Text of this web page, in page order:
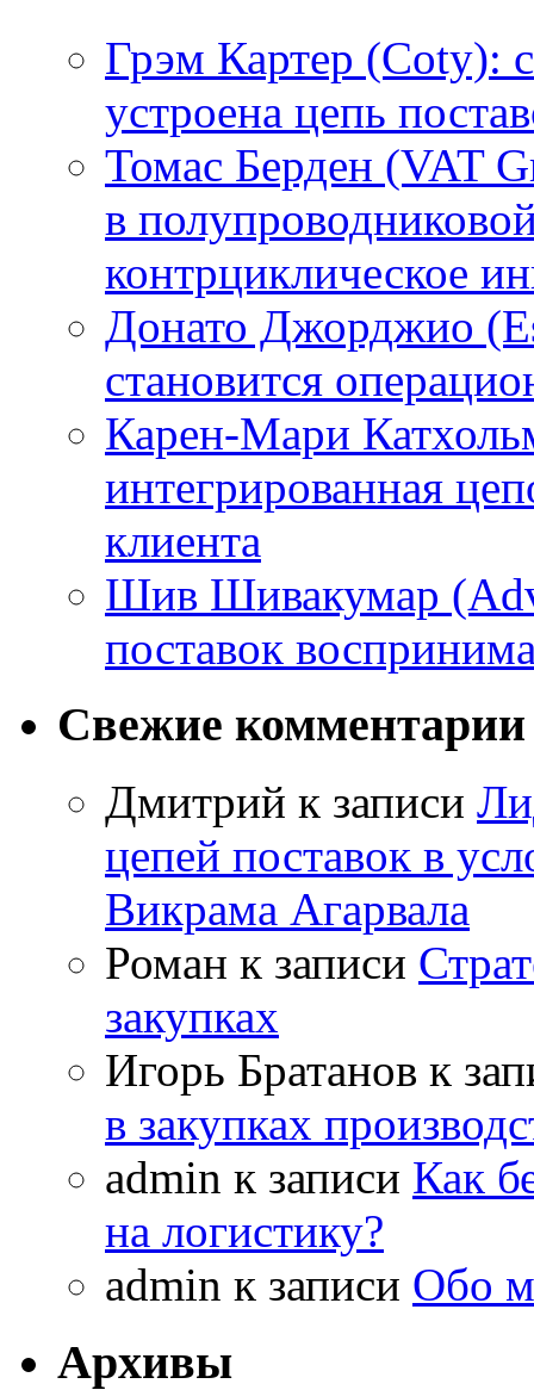
Грэм Картер (Coty):
устроена цепь
Томас Берден (VAT
в
контрциклическое
Донато Джорджио
становится
Карен-Мари
интегрированная
клиента
Шив Шивакумар
поставок
Свежие комментарии
Дмитрий к записи
цепей поставок в
Викрама Агарвала
Роман к записи
закупках
Игорь Братанов к
в закупках
admin к записи Как
на логистику?
admin к записи Обо
Архивы